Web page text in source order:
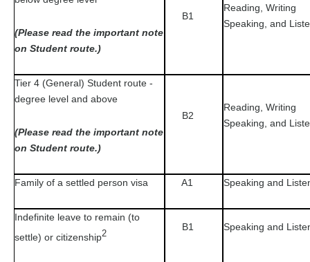
(Please read the important note
on Student route.)
B1
Reading, Writing
Speaking, and
Tier 4 (General) Student route -
degree level and above
(Please read the important note
on Student route.)
B2
Reading, Writing
Speaking, and
Family of a settled person visa A1 Speaking and
Indefinite leave to remain (to
settle) or citizenship2
B1 Speaking and